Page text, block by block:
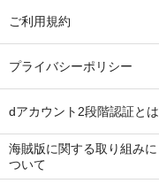
ご利用規約
プライバシーポリシー
dアカウント2段階認証とは
海賊版に関する取り組みに
ついて